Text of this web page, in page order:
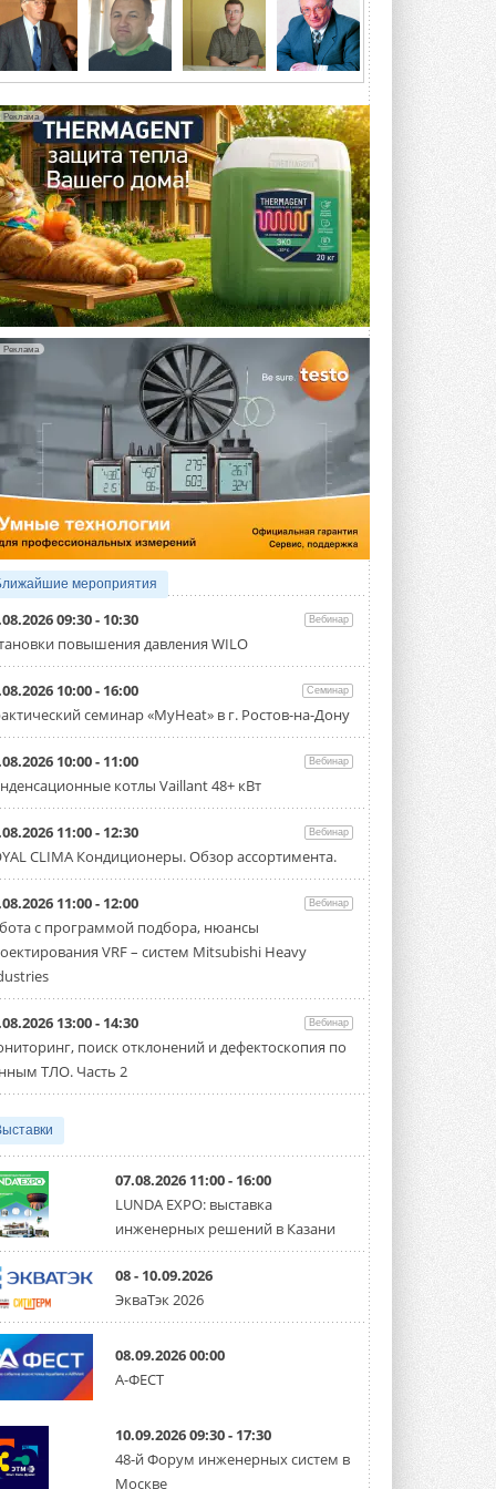
4 АВГУСТА 2026
Тепловые насосы в связке с
солнечной генерацией и
потребление на 60%
Исследователи из Италии установили ...
4 АВГУСТА 2026
«РУСКЛИМАТ Fest 2026» в Уфе
собрал свыше 700 профи
климатической отрасли
Организатором выступил торгово-
производственный холдинг ...
3 АВГУСТА 2026
«Датарк» испытал модульный
ЦОД с плотностью 54 кВт на
стойку
Испытания прошли на собственной
производственной площадке и были ...
3 АВГУСТА 2026
Samsung выпускает VRF-
систему DVM на R32
Линейка включает семь типоразмеров
производительностью от 22,4 до 56 кВт.
Суммарная длина трубопроводов ...
3 АВГУСТА 2026
«СиСофт Девелопмент» подвел
итоги конкурса студенческих
проектов «ТИМ-лидеры 2026»
Новый сезон конкурса «ТИМ-лидеры»
стартует уже в сентябре 2026 года ...
3 АВГУСТА 2026
«Русклимат» укрепляет
партнёрство за Уралом
Президент Омского землячества в
Москве Михаил Тимошенко посетил
Омск с трёхдневным рабочим визитом ...
Carrier модернизирует
флагманский чиллер AquaEdge
19XR
Чиллер получил новую версию,
работающую на хладагенте R1234ze ...
31 ИЮЛЯ 2026
направление систем
Mitsubishi Electric создаёт в США новую
компанию MEHITS US Inc. ...
комиссия по связи США (FCC) обновила
свой специальный перечень Covered ...
Уже через месяц в России
можно будет устанавливать
солнечные панели в МКД
С 1 сентября снимается запрет на
микрогенерацию в многоквартирных ...
30 ИЮЛЯ 2026
двигателями Sysimple TRS EC
прямоугольный канальный ...
30 ИЮЛЯ 2026
Реклама
Реклама
мероприятия
09:30 - 10:30 Вебинар
повышения давления WILO
10:00 - 16:00 Семинар
семинар «MyHeat» в г. Ростов-на-Дону
10:00 - 11:00 Вебинар
котлы Vaillant 48+ кВт
11:00 - 12:30 Вебинар
CLIMA Кондиционеры. Обзор ассортимента.
11:00 - 12:00 Вебинар
с программой подбора, нюансы
VRF – систем Mitsubishi Heavy
13:00 - 14:30 Вебинар
поиск отклонений и дефектоскопия по
ТЛО. Часть 2
07.08.2026 11:00 - 16:00
LUNDA EXPO: выставка
инженерных решений в Казани
08 - 10.09.2026
ЭкваТэк 2026
08.09.2026 00:00
А-ФЕСТ
10.09.2026 09:30 - 17:30
48-й Форум инженерных систем в
Москве